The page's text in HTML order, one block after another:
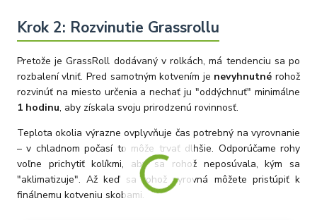
Krok 2: Rozvinutie Grassrollu
Pretože je GrassRoll dodávaný v rolkách, má tendenciu sa po
rozbalení vlniť. Pred samotným kotvením je nevyhnutné rohož
rozvinúť na miesto určenia a nechať ju "oddýchnuť" minimálne
1 hodinu, aby získala svoju prirodzenú rovinnosť.
Teplota okolia výrazne ovplyvňuje čas potrebný na vyrovnanie
– v chladnom počasí to môže trvať dlhšie. Odporúčame rohy
voľne prichytiť kolíkmi, aby sa rohož neposúvala, kým sa
"aklimatizuje". Až keď sa rohož vyrovná môžete pristúpiť k
finálnemu kotveniu skobami.